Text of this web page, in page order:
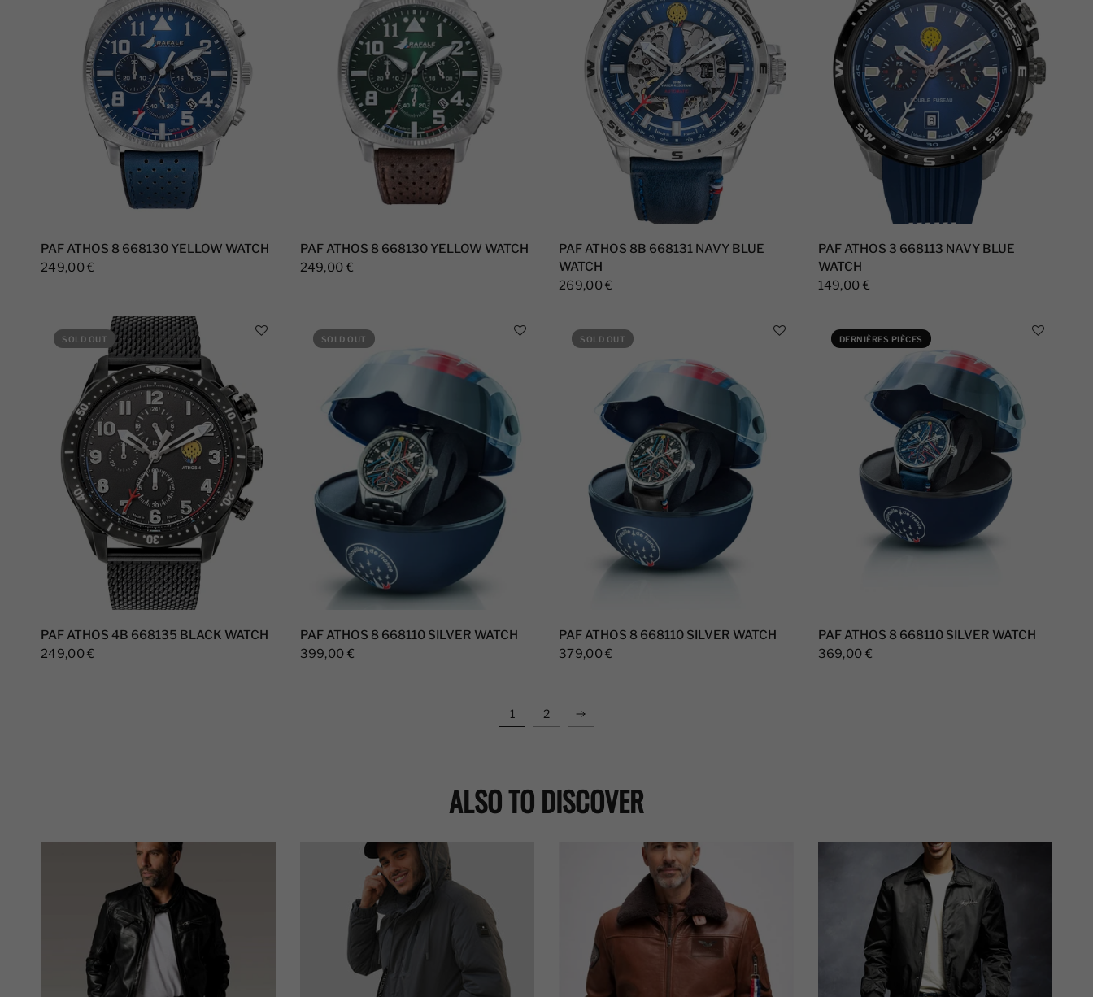
PAF ATHOS 8 668130 YELLOW WATCH
249,00 €
PAF ATHOS 8 668130 YELLOW WATCH
249,00 €
PAF ATHOS 8B 668131 NAVY BLUE
WATCH
269,00 €
PAF ATHOS 3 668113 NAVY BLUE
WATCH
149,00 €
SOLD OUT
PAF ATHOS 4B 668135 BLACK WATCH
249,00 €
SOLD OUT
PAF ATHOS 8 668110 SILVER WATCH
399,00 €
SOLD OUT
PAF ATHOS 8 668110 SILVER WATCH
379,00 €
DERNIÈRES PIÈCES
PAF ATHOS 8 668110 SILVER WATCH
369,00 €
1 2
ALSO TO DISCOVER